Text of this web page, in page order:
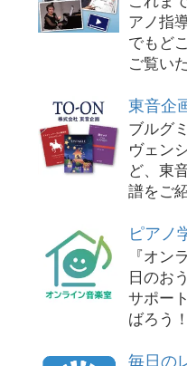
アノ指
でもど
ご覧い
東音企
ブルグ
ヴェン
ど、東
譜をご
ピアノ
『オン
日のお
サポー
ばろう！
毎日の